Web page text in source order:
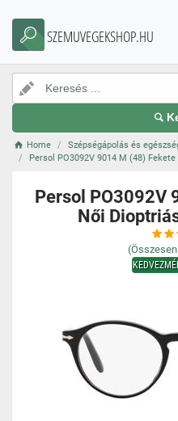
SZEMUVEGEKSHOP.HU
Home Szépségápolás és
Persol PO3092V 9014 M (48)
Persol PO3092V
Női
(Összesen